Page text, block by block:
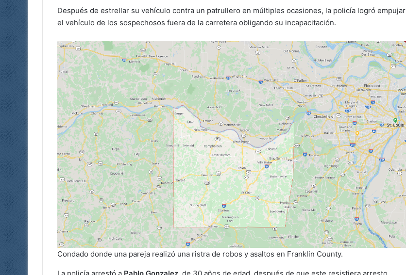
Después de estrellar su vehículo contra un patrullero en múltiples ocasiones, la policía logró empujar
el vehículo de los sospechosos fuera de la carretera obligando su incapacitación.
Condado donde una pareja realizó una ristra de robos y asaltos en Franklin County.